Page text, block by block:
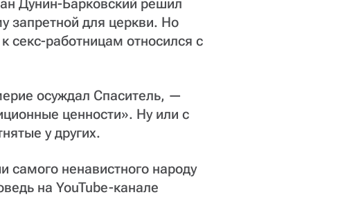
Дунин-Барковский решил
запретной для церкви. Но
секс-работницам относился с
осуждал Спаситель, —
ценности». Ну или с
у других.
самого ненавистного народу
на YouTube-канале